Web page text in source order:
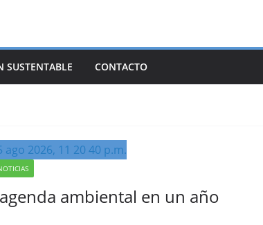
SUSTENTABLE CONTACTO
ambiental en un año